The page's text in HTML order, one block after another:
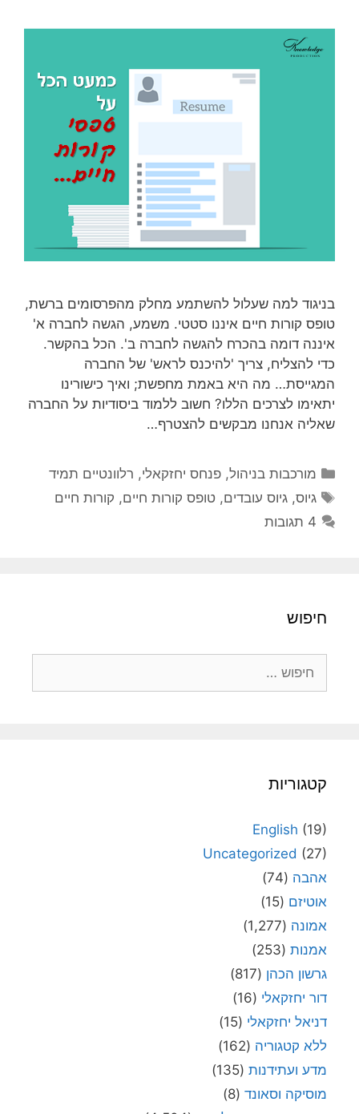
בניגוד למה שעלול להשתמע מחלק מהפרסומים ברשת,
טופס קורות חיים איננו סטטי. משמע, הגשה לחברה א'
איננה דומה בהכרח להגשה לחברה ב'. הכל בהקשר.
כדי להצליח, צריך 'להיכנס לראש' של החברה
המגייסת… מה היא באמת מחפשת; ואיך כישורינו
יתאימו לצרכים הללו? חשוב ללמוד ביסודיות על החברה
שאליה אנחנו מבקשים להצטרף…
קטגוריות
מורכבות בניהול,פנחס יחזקאלי, רלוונטיים תמיד
תגיות
גיוס,גיוס עובדים,טופס קורות חיים, קורות חיים
4 תגובות
חיפוש
קטגוריות
English (19)
Uncategorized (27)
אהבה (74)
אוטיזם (15)
אמונה (1,277)
אמנות (253)
גרשון הכהן (817)
דור יחזקאלי (16)
דניאל יחזקאלי (15)
ללא קטגוריה (162)
מדע ועתידנות (135)
מוסיקה וסאונד (8)